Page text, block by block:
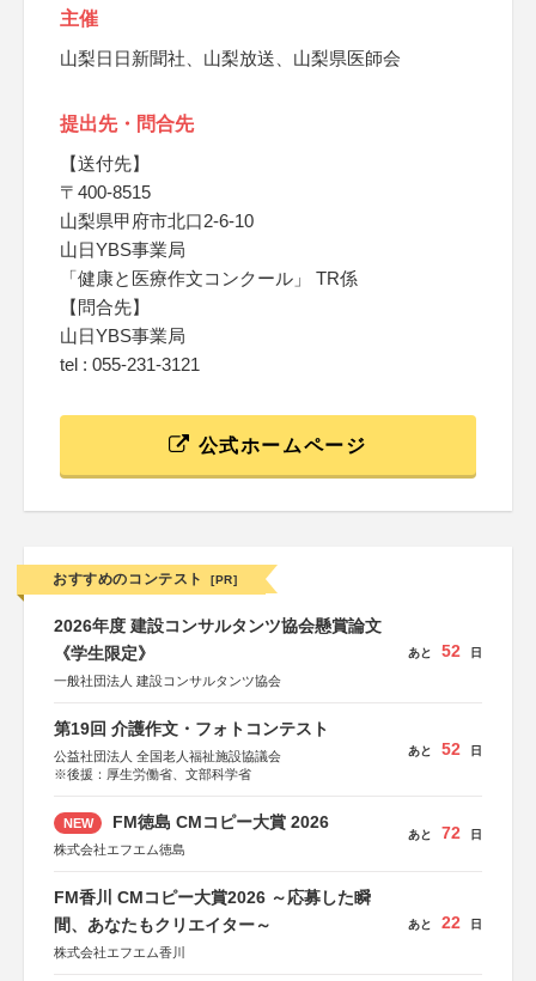
主催
山梨日日新聞社、山梨放送、山梨県医師会
提出先・問合先
【送付先】
〒400-8515
山梨県甲府市北口2-6-10
山日YBS事業局
「健康と医療作文コンクール」 TR係
【問合先】
山日YBS事業局
tel : 055-231-3121
公式ホームページ
おすすめのコンテスト [PR]
2026年度 建設コンサルタンツ協会懸賞論文
《学生限定》
一般社団法人 建設コンサルタンツ協会
あと 52 日
第19回 介護作文・フォトコンテスト
公益社団法人 全国老人福祉施設協議会
※後援：厚生労働省、文部科学省
あと 52 日
NEW FM徳島 CMコピー大賞 2026
株式会社エフエム徳島
あと 72 日
FM香川 CMコピー大賞2026 ～応募した瞬
間、あなたもクリエイター～
株式会社エフエム香川
あと 22 日